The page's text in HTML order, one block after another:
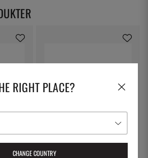
stål -
Kantine GN 1/1, rustfritt stål med
håndtak - Patina - 100 mm
RIGHT PLACE?
CHANGE COUNTRY